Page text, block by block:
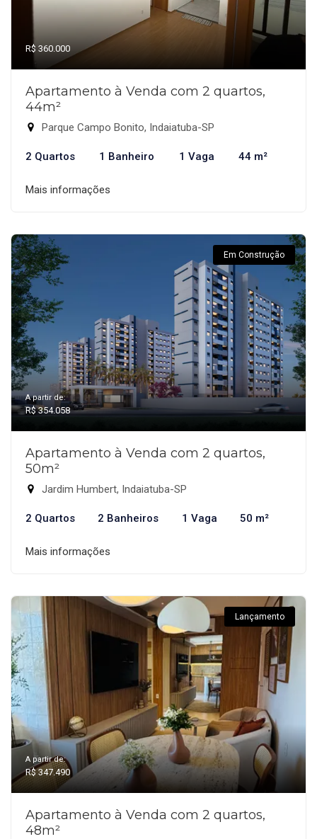
R$ 360.000
Apartamento à Venda com 2 quartos,
44m²
Parque Campo Bonito, Indaiatuba-SP
2 Quartos 1 Banheiro 1 Vaga 44 m²
Mais informações
Em Construção
A partir de:
R$ 354.058
Apartamento à Venda com 2 quartos,
50m²
Jardim Humbert, Indaiatuba-SP
2 Quartos 2 Banheiros 1 Vaga 50 m²
Mais informações
Lançamento
A partir de:
R$ 347.490
Apartamento à Venda com 2 quartos,
48m²